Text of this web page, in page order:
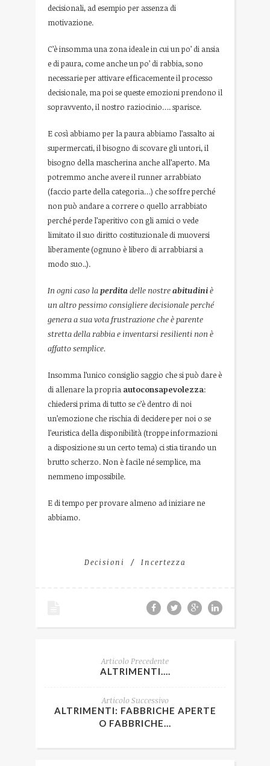
decisionali, ad esempio per assenza di
motivazione.
C’è insomma una zona ideale in cui un po’ di ansia
e di paura, come anche un po’ di rabbia, sono
necessarie per attivare efficacemente il processo
decisionale, ma poi se queste emozioni prendono il
sopravvento, il nostro raziocinio…. sparisce.
E così abbiamo per la paura abbiamo l’assalto ai
supermercati, il bisogno di scovare gli untori, il
bisogno della mascherina anche all’aperto. Ma
potremmo anche avere il runner arrabbiato
(faccio parte della categoria…) che soffre perché
non può andare a correre o quello arrabbiato
perché perde l’aperitivo con gli amici o vede
limitato il suo diritto costituzionale di muoversi
liberamente (ognuno è libero di arrabbiarsi a
modo suo..).
In ogni caso laperdita delle nostreabitudiniè
un altro pessimo consigliere decisionale perché
genera a sua vota frustrazione che è parente
stretta della rabbia e inventarsi resilienti non è
affatto semplice.
Insomma l’unico consiglio saggio che si può dare è
di allenare la propria autoconsapevolezza:
chiedersi prima di tutto se c’è dentro di noi
un’emozione che rischia di decidere per noi o se
l’euristica della disponibilità (troppe informazioni
a disposizione su un certo tema) ci stia tirando un
brutto scherzo. Non è facile né semplice, ma
nemmeno impossibile.
E di tempo per provare almeno ad iniziare ne
abbiamo.
Decisioni Incertezza
Articolo Precedente
ALTRIMENTI....
Articolo Successivo
ALTRIMENTI: FABBRICHE APERTE
O FABBRICHE...